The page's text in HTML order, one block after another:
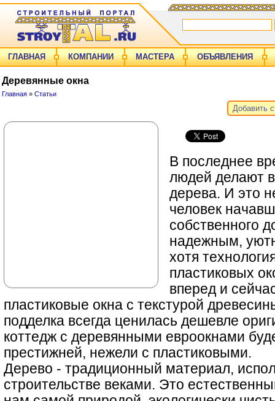
ГЛАВНАЯ КОМПАНИИ МАСТЕРА ОБЪЯВЛЕНИЯ
Деревянные окна
Главная » Статьи
Добавить
В последнее
людей делают
дерева. И это
человек
собственного
надежным,
хотя
пластиковых
вперед и
пластиковые окна с текстурой
подделка всегда ценилась дешевле
коттедж с деревянными евроокнами
престижней, нежели с пластиковыми.
Дерево - традиционный материал,
строительстве веками. Это